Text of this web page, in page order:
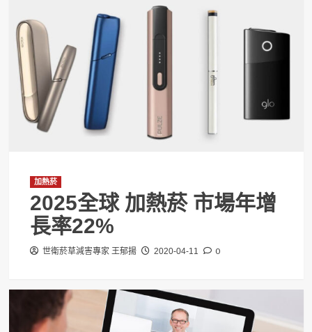
加熱菸
2025全球 加熱菸 市場年增
長率22%
世衛菸草減害專家 王郁揚 2020-04-11 0